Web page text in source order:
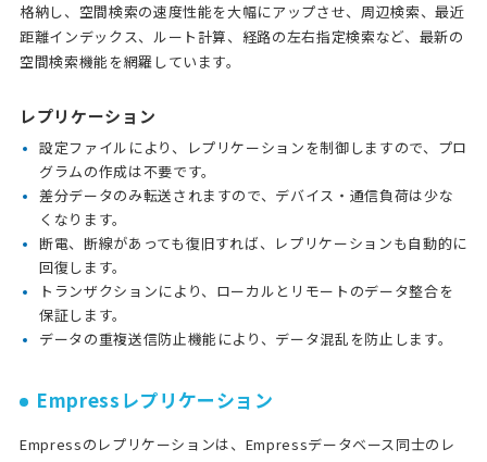
格納し、空間検索の速度性能を大幅にアップさせ、周辺検索、最近
距離インデックス、ルート計算、経路の左右指定検索など、最新の
空間検索機能を網羅しています。
レプリケーション
設定ファイルにより、レプリケーションを制御しますので、プロ
グラムの作成は不要です。
差分データのみ転送されますので、デバイス・通信負荷は少な
くなります。
断電、断線があっても復旧すれば、レプリケーションも自動的に
回復します。
トランザクションにより、ローカルとリモートのデータ整合を
保証します。
データの重複送信防止機能により、データ混乱を防止します。
Empressレプリケーション
Empressのレプリケーションは、Empressデータベース同士のレ